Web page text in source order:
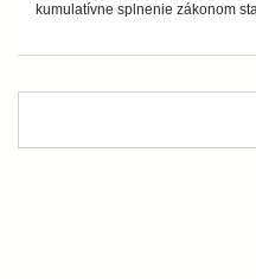
kumulatívne splnenie zákonom